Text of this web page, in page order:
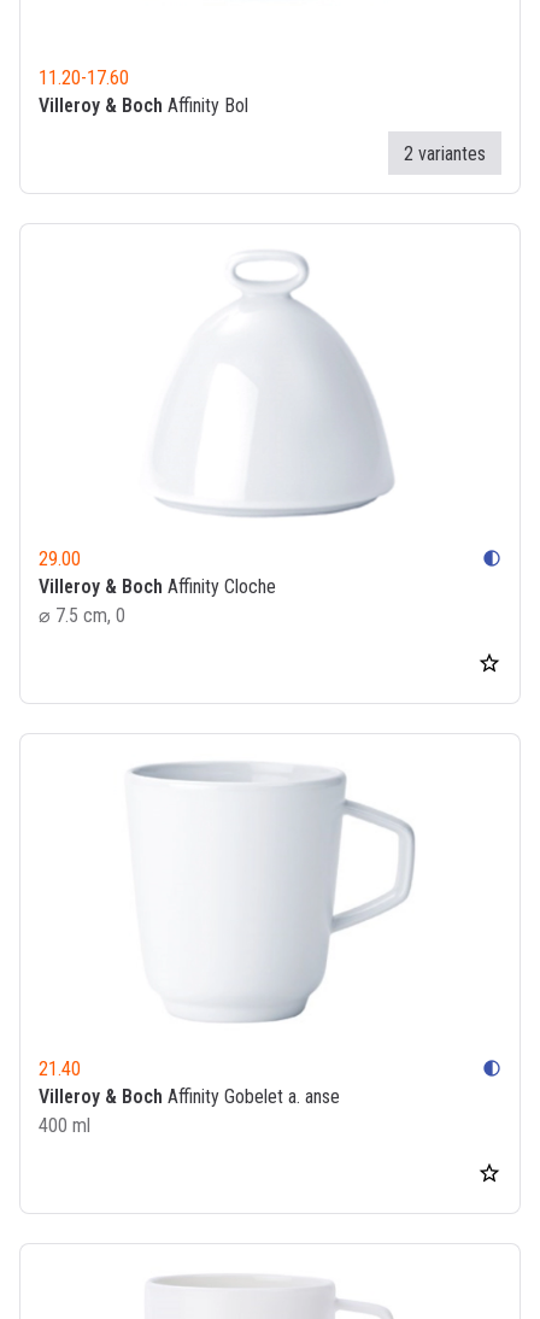
11.20-17.60
Villeroy & Boch Affinity Bol
2 variantes
29.00 contrast
Villeroy & Boch Affinity Cloche
⌀ 7.5 cm, 0
21.40 contrast
Villeroy & Boch Affinity Gobelet a. anse
400 ml